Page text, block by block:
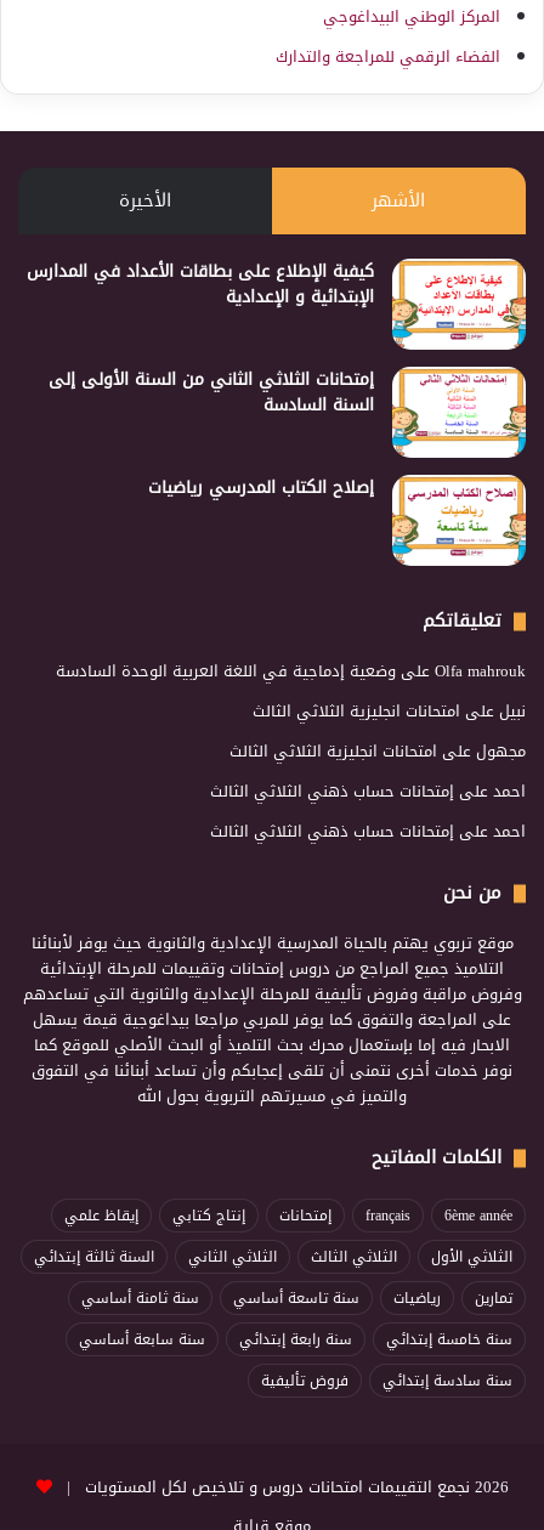
المركز الوطني البيداغوجي
الفضاء الرقمي للمراجعة والتدارك
الأشهر الأخيرة
كيفية الإطلاع على بطاقات الأعداد في المدارس
الإبتدائية و الإعدادية
إمتحانات الثلاثي الثاني من السنة الأولى إلى
السنة السادسة
إصلاح الكتاب المدرسي رياضيات
تعليقاتكم
Olfa mahroukعلى وضعية إدماجية في اللغة العربية الوحدة السادسة
نبيلعلى امتحانات انجليزية الثلاثي الثالث
مجهولعلى امتحانات انجليزية الثلاثي الثالث
احمدعلى إمتحانات حساب ذهني الثلاثي الثالث
احمدعلى إمتحانات حساب ذهني الثلاثي الثالث
من نحن
موقع تربوي يهتم بالحياة المدرسية الإعدادية والثانوية حيث يوفر لأبنائنا
التلاميذ جميع المراجع من دروس إمتحانات وتقييمات للمرحلة الإبتدائية
وفروض مراقبة وفروض تأليفية للمرحلة الإعدادية والثانوية التي تساعدهم
على المراجعة والتفوق كما يوفر للمربي مراجعا بيداغوجية قيمة يسهل
الابحار فيه إما بإستعمال محرك بحث التلميذ أو البحث الأصلي للموقع كما
نوفر خدمات أخرى نتمنى أن تلقى إعجابكم وأن تساعد أبنائنا في التفوق
والتميز في مسيرتهم التربوية بحول الله
الكلمات المفاتيح
6ème année
français إمتحانات إنتاج كتابي
إيقاظ علمي
الثلاثي الأول
الثلاثي الثالث الثلاثي الثاني
السنة ثالثة إبتدائي
تمارين
رياضيات سنة تاسعة أساسي
سنة ثامنة أساسي
سنة خامسة إبتدائي
سنة رابعة إبتدائي
سنة سابعة أساسي
سنة سادسة إبتدائي
فروض تأليفية
2026 نجمع التقييمات امتحانات دروس و تلاخيص لكل المستويات |